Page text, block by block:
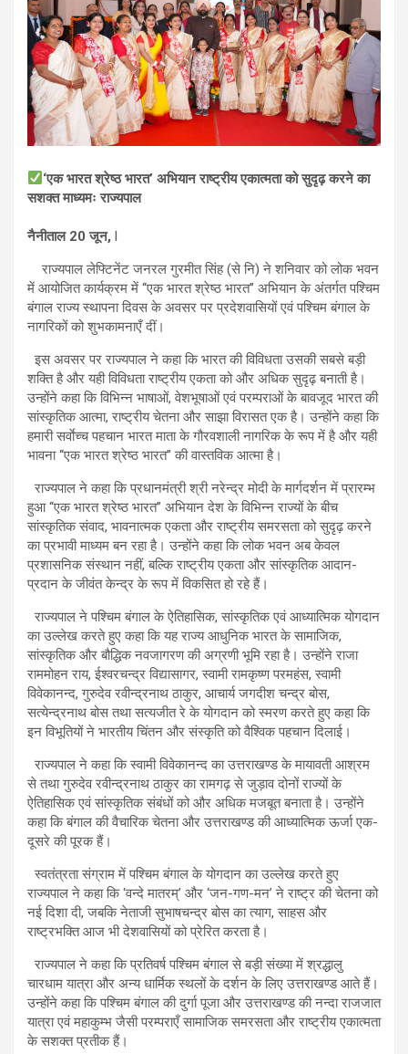
‘एक भारत श्रेष्ठ भारत’ अभियान राष्ट्रीय एकात्मता को सुदृढ़ करने का
सशक्त माध्यमः राज्यपाल
नैनीताल 20 जून, l
राज्यपाल लेफ्टिनेंट जनरल गुरमीत सिंह (से नि) ने शनिवार को लोक भवन
में आयोजित कार्यक्रम में ‘‘एक भारत श्रेष्ठ भारत’’ अभियान के अंतर्गत पश्चिम
बंगाल राज्य स्थापना दिवस के अवसर पर प्रदेशवासियों एवं पश्चिम बंगाल के
नागरिकों को शुभकामनाएँ दीं।
इस अवसर पर राज्यपाल ने कहा कि भारत की विविधता उसकी सबसे बड़ी
शक्ति है और यही विविधता राष्ट्रीय एकता को और अधिक सुदृढ़ बनाती है।
उन्होंने कहा कि विभिन्न भाषाओं, वेशभूषाओं एवं परम्पराओं के बावजूद भारत की
सांस्कृतिक आत्मा, राष्ट्रीय चेतना और साझा विरासत एक है। उन्होंने कहा कि
हमारी सर्वाेच्च पहचान भारत माता के गौरवशाली नागरिक के रूप में है और यही
भावना ‘‘एक भारत श्रेष्ठ भारत’’ की वास्तविक आत्मा है।
राज्यपाल ने कहा कि प्रधानमंत्री श्री नरेन्द्र मोदी के मार्गदर्शन में प्रारम्भ
हुआ ‘‘एक भारत श्रेष्ठ भारत’’ अभियान देश के विभिन्न राज्यों के बीच
सांस्कृतिक संवाद, भावनात्मक एकता और राष्ट्रीय समरसता को सुदृढ़ करने
का प्रभावी माध्यम बन रहा है। उन्होंने कहा कि लोक भवन अब केवल
प्रशासनिक संस्थान नहीं, बल्कि राष्ट्रीय एकता और सांस्कृतिक आदान-
प्रदान के जीवंत केन्द्र के रूप में विकसित हो रहे हैं।
राज्यपाल ने पश्चिम बंगाल के ऐतिहासिक, सांस्कृतिक एवं आध्यात्मिक योगदान
का उल्लेख करते हुए कहा कि यह राज्य आधुनिक भारत के सामाजिक,
सांस्कृतिक और बौद्धिक नवजागरण की अग्रणी भूमि रहा है। उन्होंने राजा
राममोहन राय, ईश्वरचन्द्र विद्यासागर, स्वामी रामकृष्ण परमहंस, स्वामी
विवेकानन्द, गुरुदेव रवीन्द्रनाथ ठाकुर, आचार्य जगदीश चन्द्र बोस,
सत्येन्द्रनाथ बोस तथा सत्यजीत रे के योगदान को स्मरण करते हुए कहा कि
इन विभूतियों ने भारतीय चिंतन और संस्कृति को वैश्विक पहचान दिलाई।
राज्यपाल ने कहा कि स्वामी विवेकानन्द का उत्तराखण्ड के मायावती आश्रम
से तथा गुरुदेव रवीन्द्रनाथ ठाकुर का रामगढ़ से जुड़ाव दोनों राज्यों के
ऐतिहासिक एवं सांस्कृतिक संबंधों को और अधिक मजबूत बनाता है। उन्होंने
कहा कि बंगाल की वैचारिक चेतना और उत्तराखण्ड की आध्यात्मिक ऊर्जा एक-
दूसरे की पूरक हैं।
स्वतंत्रता संग्राम में पश्चिम बंगाल के योगदान का उल्लेख करते हुए
राज्यपाल ने कहा कि ‘वन्दे मातरम्’ और ‘जन-गण-मन’ ने राष्ट्र की चेतना को
नई दिशा दी, जबकि नेताजी सुभाषचन्द्र बोस का त्याग, साहस और
राष्ट्रभक्ति आज भी देशवासियों को प्रेरित करता है।
राज्यपाल ने कहा कि प्रतिवर्ष पश्चिम बंगाल से बड़ी संख्या में श्रद्धालु
चारधाम यात्रा और अन्य धार्मिक स्थलों के दर्शन के लिए उत्तराखण्ड आते हैं।
उन्होंने कहा कि पश्चिम बंगाल की दुर्गा पूजा और उत्तराखण्ड की नन्दा राजजात
यात्रा एवं महाकुम्भ जैसी परम्पराएँ सामाजिक समरसता और राष्ट्रीय एकात्मता
के सशक्त प्रतीक हैं।